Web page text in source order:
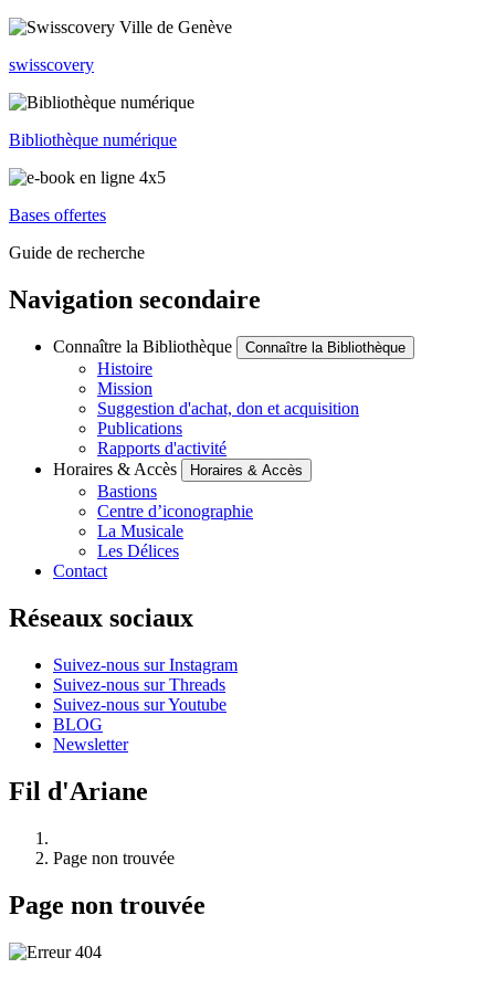
swisscovery
Bibliothèque numérique
Bases offertes
Guide de recherche
Navigation secondaire
Connaître la Bibliothèque Connaître la Bibliothèque
Histoire
Mission
Suggestion d'achat, don et acquisition
Publications
Rapports d'activité
Horaires & Accès
Horaires & Accès
Bastions
Centre d’iconographie
La Musicale
Les Délices
Contact
Réseaux sociaux
Suivez-nous sur Instagram
Suivez-nous sur Threads
Suivez-nous sur Youtube
BLOG
Newsletter
Fil d'Ariane
Page non trouvée
Page non trouvée